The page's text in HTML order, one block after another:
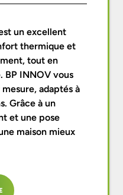
un excellent
thermique et
tout en
BP INNOV vous
adaptés à
Grâce à un
et une pose
maison mieux